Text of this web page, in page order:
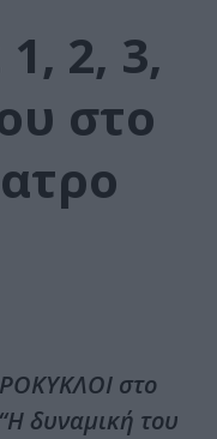
2, 3,
στο
στο
δυναμική του